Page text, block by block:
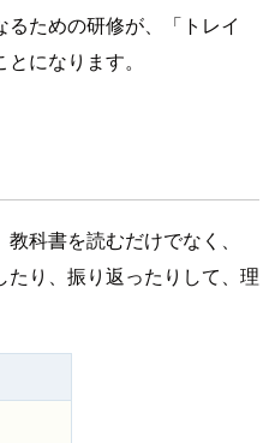
ための研修が、「トレイ
になります。
科書を読むだけでなく、
り、振り返ったりして、理